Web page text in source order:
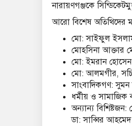
নারায়ণগঞ্জকে
আরো বিশেষ অতিথিদের
মো: সাইফুল
মোহসিনা আক্তার
মো: ইমরান হোসেন
মো: আলমগীর,
সাংবাদিকগণ: সুমন
ধর্মীয় ও সামাজিক
অন্যান্য
ডা: সাব্বির